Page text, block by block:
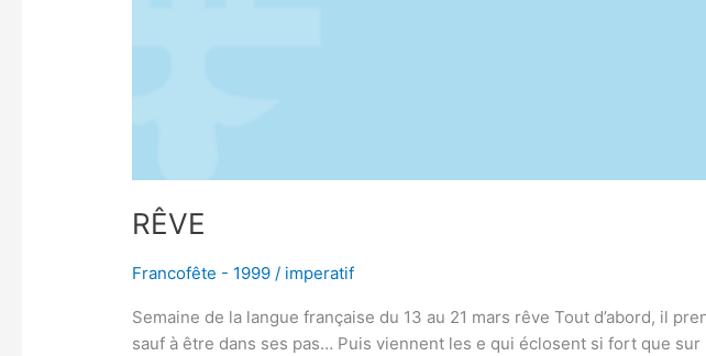
RÊVE
Francofête - 1999 / imperatif
Semaine de la langue française du 13 au 21 mars rêve Tout d’abord, il
sauf à être dans ses pas… Puis viennent les e qui éclosent si fort que